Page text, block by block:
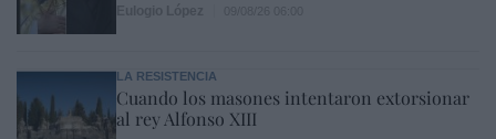
LA RESISTENCIA
Cuando los masones intentaron extorsionar
al rey Alfonso XIII